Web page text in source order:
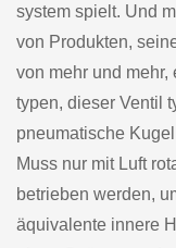
system spielt. Und
von Produkten,
von mehr und mehr,
typen, dieser Ventil
pneumatische
Muss nur mit Luft
betrieben werden,
äquivalente innere